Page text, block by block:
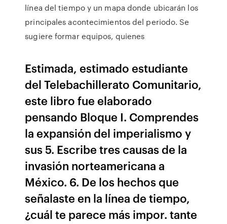
línea del tiempo y un mapa donde ubicarán los
principales acontecimientos del periodo. Se
sugiere formar equipos, quienes
Estimada, estimado estudiante
del Telebachillerato Comunitario,
este libro fue elaborado
pensando Bloque I. Comprendes
la expansión del imperialismo y
sus 5. Escribe tres causas de la
invasión norteamericana a
México. 6. De los hechos que
señalaste en la línea de tiempo,
¿cuál te parece más impor. tante